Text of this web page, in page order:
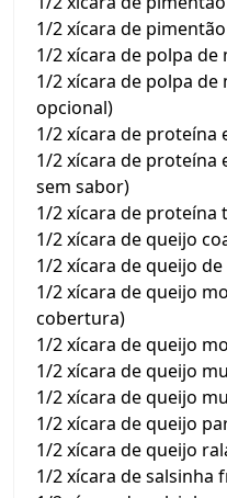
1/2 xícara de
1/2 xícara de polpa de
1/2 xícara de polpa de
opcional)
1/2 xícara de proteína
1/2 xícara de proteína
sem sabor)
1/2 xícara de proteína
1/2 xícara de queijo
1/2 xícara de queijo
1/2 xícara de queijo
cobertura)
1/2 xícara de queijo
1/2 xícara de queijo
1/2 xícara de queijo
1/2 xícara de queijo
1/2 xícara de queijo
1/2 xícara de salsinha